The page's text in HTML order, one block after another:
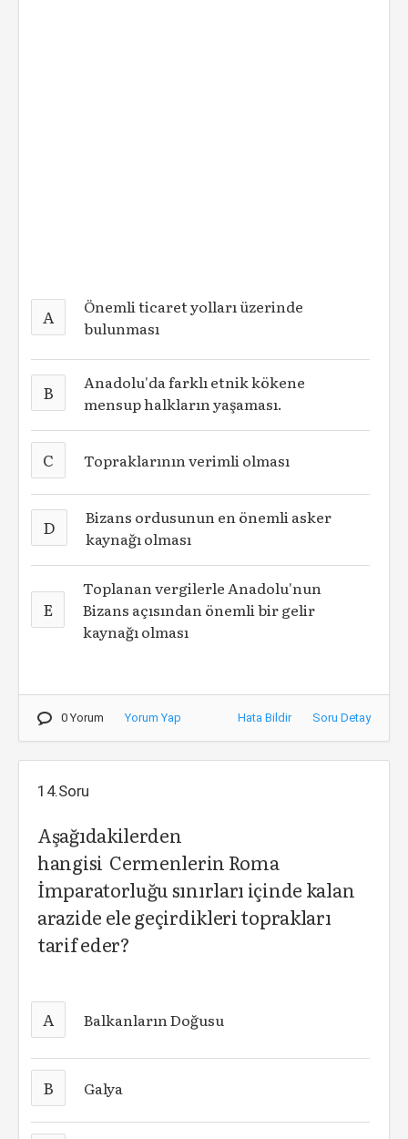
A
Önemli ticaret yolları üzerinde
bulunması
B
Anadolu'da farklı etnik kökene
mensup halkların yaşaması.
C Topraklarının verimli olması
D
Bizans ordusunun en önemli asker
kaynağı olması
E
Toplanan vergilerle Anadolu'nun
Bizans açısından önemli bir gelir
kaynağı olması
0 Yorum Yorum Yap Hata Bildir Soru Detay
14.Soru
Aşağıdakilerden
hangisi Cermenlerin Roma
İmparatorluğu sınırları içinde kalan
arazide ele geçirdikleri toprakları
tarif eder?
A Balkanların Doğusu
B Galya